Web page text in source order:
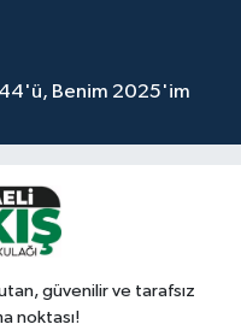
Benim 2025'im
güvenilir ve tarafsız
noktası!